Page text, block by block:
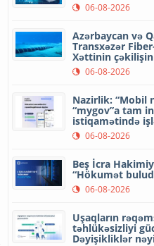
06-08-2026
Azərbaycan və
Transxəzər
Xəttinin
06-08-2026
Nazirlik: “Mobil
“mygov”a tam
istiqamətində
06-08-2026
Beş İcra
“Hökumət
06-08-2026
Uşaqların
təhlükəsizliyi
Dəyişikliklər